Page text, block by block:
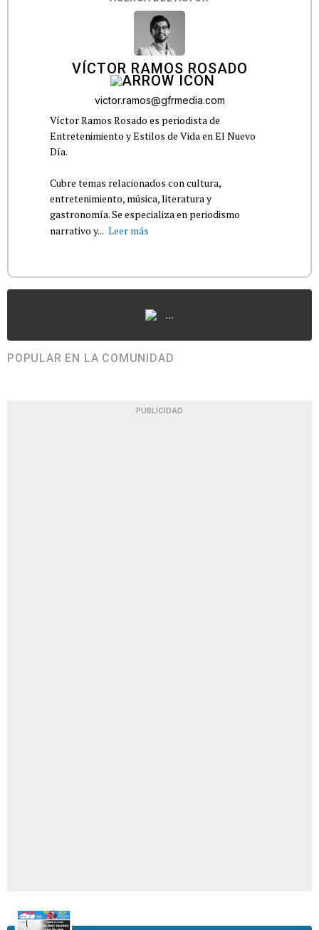
VÍCTOR RAMOS ROSADO
victor.ramos@gfrmedia.com
Víctor Ramos Rosado es periodista de
Entretenimiento y Estilos de Vida en El Nuevo
Día.
Cubre temas relacionados con cultura,
entretenimiento, música, literatura y
gastronomía. Se especializa en periodismo
narrativo y... Leer más
...
POPULAR EN LA COMUNIDAD
PUBLICIDAD